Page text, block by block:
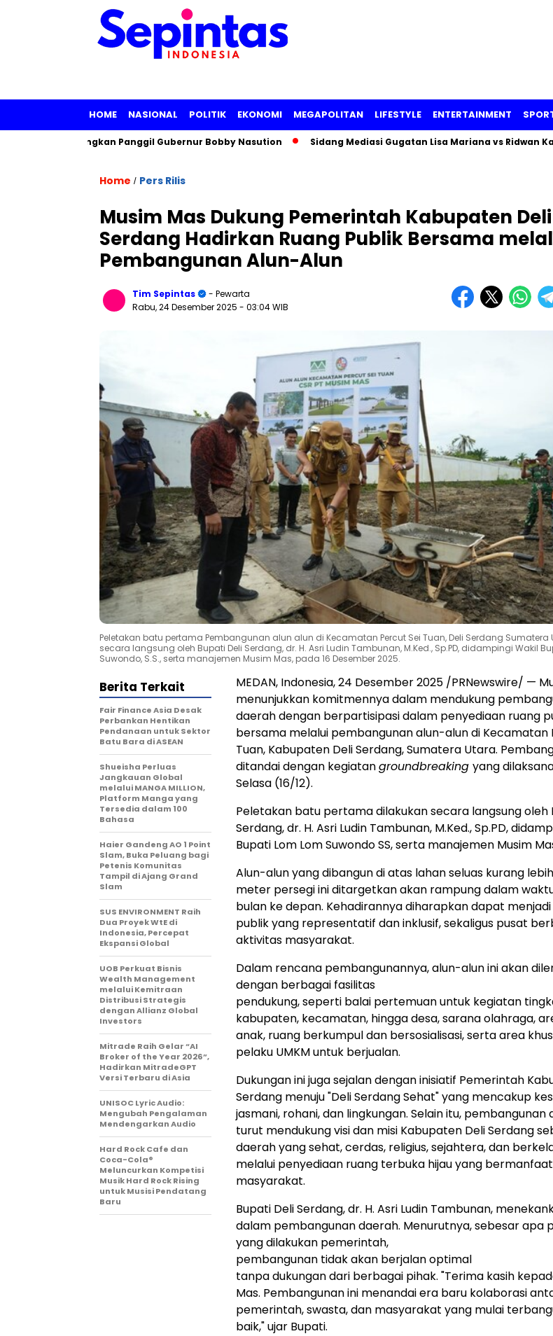
HOME NASIONAL POLITIK EKONOMI MEGAPOLITAN LIFESTYLE ENTERTAINMENT
Panggil Gubernur Bobby Nasution Sidang Mediasi Gugatan Lisa Mariana vs Ridwan Kamil
Home / Pers Rilis
Musim Mas Dukung Pemerintah Kabupaten Deli
Serdang Hadirkan Ruang Publik Bersama
Pembangunan Alun-Alun
Tim Sepintas
- Pewarta
Rabu, 24 Desember 2025 - 03:04 WIB
Peletakan batu pertama Pembangunan alun alun di Kecamatan Percut Sei Tuan, Deli Serdang Sumatera
secara langsung oleh Bupati Deli Serdang, dr. H. Asri Ludin Tambunan, M.Ked., Sp.PD, didampingi Wakil
Suwondo, S.S., serta manajemen Musim Mas, pada 16 Desember 2025.
MEDAN, Indonesia, 24 Desember 2025 /PRNewswire/ —
menunjukkan komitmennya dalam mendukung
daerah dengan berpartisipasi dalam penyediaan ruang
bersama melalui pembangunan alun-alun di Kecamatan
Tuan, Kabupaten Deli Serdang, Sumatera Utara.
ditandai dengan kegiatangroundbreaking yang
Selasa (16/12).
Peletakan batu pertama dilakukan secara langsung oleh
Serdang, dr. H. Asri Ludin Tambunan, M.Ked., Sp.PD,
Bupati Lom Lom Suwondo SS, serta manajemen Musim
Alun-alun yang dibangun di atas lahan seluas kurang
meter persegi ini ditargetkan akan rampung dalam
bulan ke depan. Kehadirannya diharapkan dapat
publik yang representatif dan inklusif, sekaligus pusat
aktivitas masyarakat.
Dalam rencana pembangunannya, alun-alun ini akan
dengan berbagai fasilitas
pendukung, seperti balai pertemuan untuk kegiatan
kabupaten, kecamatan, hingga desa, sarana olahraga,
anak, ruang berkumpul dan bersosialisasi, serta area
pelaku UMKM untuk berjualan.
Dukungan ini juga sejalan dengan inisiatif Pemerintah
Serdang menuju "Deli Serdang Sehat" yang mencakup
jasmani, rohani, dan lingkungan. Selain itu, pembangunan
turut mendukung visi dan misi Kabupaten Deli Serdang
daerah yang sehat, cerdas, religius, sejahtera, dan
melalui penyediaan ruang terbuka hijau yang
masyarakat.
Bupati Deli Serdang, dr. H. Asri Ludin Tambunan,
dalam pembangunan daerah. Menurutnya, sebesar apa
yang dilakukan pemerintah,
pembangunan tidak akan berjalan optimal
tanpa dukungan dari berbagai pihak. "Terima kasih
Mas. Pembangunan ini menandai era baru kolaborasi
pemerintah, swasta, dan masyarakat yang mulai
baik," ujar Bupati.
Berita Terkait
Fair Finance Asia Desak
Perbankan Hentikan
Pendanaan untuk Sektor
Batu Bara di ASEAN
Shueisha Perluas
Jangkauan Global
melalui MANGA MILLION,
Platform Manga yang
Tersedia dalam 100
Bahasa
Haier Gandeng AO 1 Point
Slam, Buka Peluang bagi
Petenis Komunitas
Tampil di Ajang Grand
Slam
SUS ENVIRONMENT Raih
Dua Proyek WtE di
Indonesia, Percepat
Ekspansi Global
UOB Perkuat Bisnis
Wealth Management
melalui Kemitraan
Distribusi Strategis
dengan Allianz Global
Investors
Mitrade Raih Gelar “AI
Broker of the Year 2026”,
Hadirkan MitradeGPT
Versi Terbaru di Asia
UNISOC Lyric Audio:
Mengubah Pengalaman
Mendengarkan Audio
Hard Rock Cafe dan
Coca-Cola®
Meluncurkan Kompetisi
Musik Hard Rock Rising
untuk Musisi Pendatang
Baru